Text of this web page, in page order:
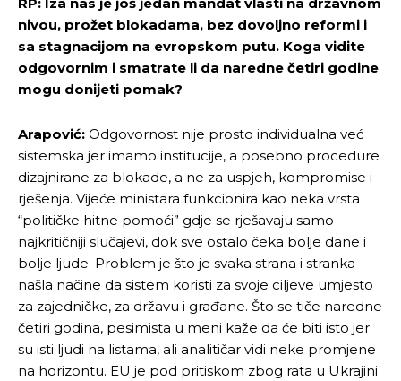
nivou, prožet blokadama, bez dovoljno reformi i
sa stagnacijom na evropskom putu. Koga vidite
odgovornim i smatrate li da naredne četiri godine
mogu donijeti pomak?
Arapović: Odgovornost nije prosto individualna već
sistemska jer imamo institucije, a posebno procedure
dizajnirane za blokade, a ne za uspjeh, kompromise i
rješenja. Vijeće ministara funkcionira kao neka vrsta
“političke hitne pomoći” gdje se rješavaju samo
najkritičniji slučajevi, dok sve ostalo čeka bolje dane i
bolje ljude. Problem je što je svaka strana i stranka
našla načine da sistem koristi za svoje ciljeve umjesto
za zajedničke, za državu i građane. Što se tiče naredne
četiri godina, pesimista u meni kaže da će biti isto jer
su isti ljudi na listama, ali analitičar vidi neke promjene
na horizontu. EU je pod pritiskom zbog rata u Ukrajini